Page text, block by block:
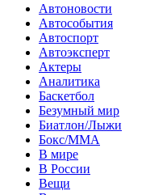
Автоновости
Автособытия
Автоспорт
Автоэксперт
Актеры
Аналитика
Баскетбол
Безумный мир
Биатлон/Лыжи
Бокс/MMA
В мире
В России
Вещи